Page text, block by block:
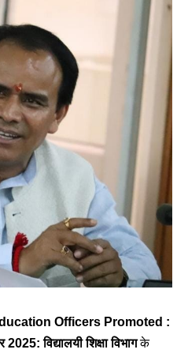
Officers Promoted :
2025:विद्यालयी शिक्षा विभाग के